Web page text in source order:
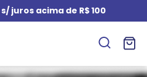
juros acima de R$ 100